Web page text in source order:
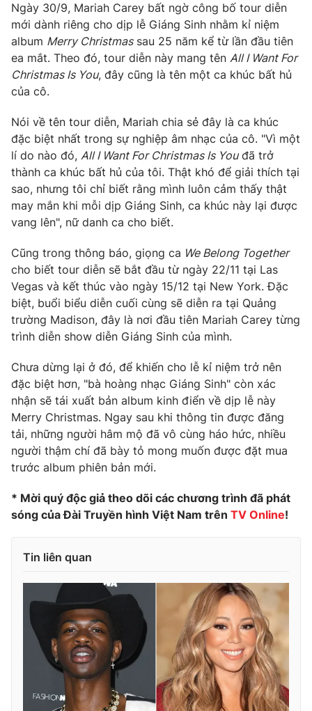
Câu chuyện quốc tế
Tài chính
Thị trường
Góc doanh nghiệp
Dữ liệu và đời sống
Truyền hình
Phim VTV
Hậu trường
Nhân vật
Khán giả
Giải sao mai
Điện ảnh
Âm nhạc
Sao
Đời sống
Du lịch
Làm đẹp
Chất lượng cuộc sống
Giáo dục
Tuyển sinh
Công nghệ
Hitech Công nghệ tương lai
Sản phẩm
Thị trường
Tư vấn
Giao lưu trực tuyến
Lịch phát sóng
Emagazine Podcast
Photo Infographic
Video Shorts video
VTV Money VTV Thể thao
Thị trường 24h Tấm lòng Việt
VTV4 Vươn mình bằng AI
VTV8
Liên hệ tòa soạn English
Ngày 30/9, Mariah Carey bất ngờ công bố tour diễn
mới dành riêng cho dịp lễ Giáng Sinh nhằm kỉ niệm
album Merry Christmassau 25 năm kể từ lần đầu tiên
ea mắt. Theo đó, tour diễn này mang tên All I Want For
Christmas Is You, đây cũng là tên một ca khúc bất hủ
của cô.
Nói về tên tour diễn, Mariah chia sẻ đây là ca khúc
đặc biệt nhất trong sự nghiệp âm nhạc của cô. "Vì một
lí do nào đó, All I Want For Christmas Is Youđã trở
thành ca khúc bất hủ của tôi. Thật khó để giải thích tại
sao, nhưng tôi chỉ biết rằng mình luôn cảm thấy thật
may mắn khi mỗi dịp Giáng Sinh, ca khúc này lại được
vang lên", nữ danh ca cho biết.
Cũng trong thông báo, giọng ca We Belong Together
cho biết tour diễn sẽ bắt đầu từ ngày 22/11 tại Las
Vegas và kết thúc vào ngày 15/12 tại New York. Đặc
biệt, buổi biểu diễn cuối cùng sẽ diễn ra tại Quảng
trường Madison, đây là nơi đầu tiên Mariah Carey từng
trình diễn show diễn Giáng Sinh của mình.
Chưa dừng lại ở đó, để khiến cho lễ kỉ niệm trở nên
đặc biệt hơn, "bà hoàng nhạc Giáng Sinh" còn xác
nhận sẽ tái xuất bản album kinh điển về dịp lễ này
Merry Christmas. Ngay sau khi thông tin được đăng
tải, những người hâm mộ đã vô cùng háo hức, nhiều
người thậm chí đã bày tỏ mong muốn được đặt mua
trước album phiên bản mới.
* Mời quý độc giả theo dõi các chương trình đã phát
sóng của Đài Truyền hình Việt Nam trên TV Online!
Tin liên quan